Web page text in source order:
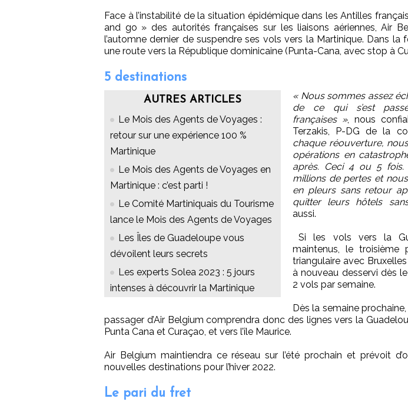
Face à l’instabilité de la situation épidémique dans les Antilles
and go » des autorités françaises sur les liaisons aériennes, Air
l’automne dernier de suspendre ses vols vers la Martinique. Dans la
une route vers la République dominicaine (Punta-Cana, avec stop à
5 destinations
AUTRES ARTICLES
Le Mois des Agents de Voyages :
retour sur une expérience 100 %
Martinique
Le Mois des Agents de Voyages en
Martinique : c’est parti !
Le Comité Martiniquais du Tourisme
lance le Mois des Agents de Voyages
Les Îles de Guadeloupe vous
dévoilent leurs secrets
Les experts Solea 2023 : 5 jours
intenses à découvrir la Martinique
« Nous sommes assez
de ce qui s’est
françaises », nous
Terzakis, P-DG de la
chaque réouverture,
opérations en
après. Ceci 4 ou 5 fois.
millions de pertes et
en pleurs sans retour
quitter leurs hôtels
aussi.
Si les vols vers la
maintenus, le
triangulaire avec
à nouveau desservi dès
2 vols par semaine.
Dès la semaine
passager d’Air Belgium comprendra donc des lignes vers la
Punta Cana et Curaçao, et vers l’île Maurice.
Air Belgium maintiendra ce réseau sur l’été prochain et prévoit
nouvelles destinations pour l’hiver 2022.
Le pari du fret